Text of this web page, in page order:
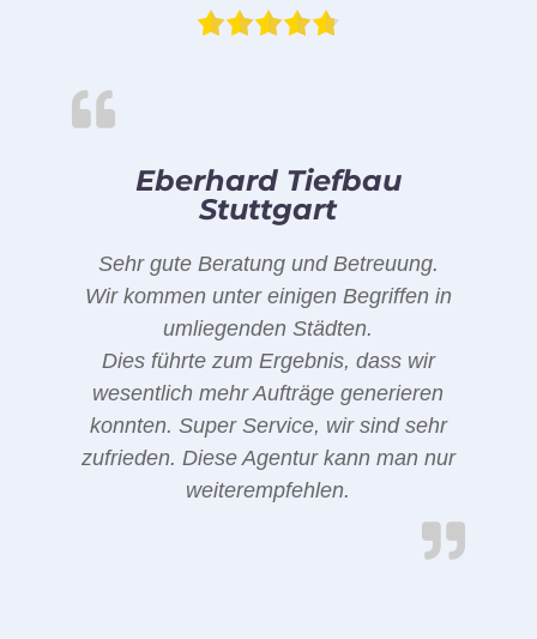
Eberhard Tiefbau
Stuttgart
Sehr gute Beratung und Betreuung.
Wir kommen unter einigen Begriffen in
umliegenden Städten.
Dies führte zum Ergebnis, dass wir
wesentlich mehr Aufträge generieren
konnten. Super Service, wir sind sehr
zufrieden. Diese Agentur kann man nur
weiterempfehlen.